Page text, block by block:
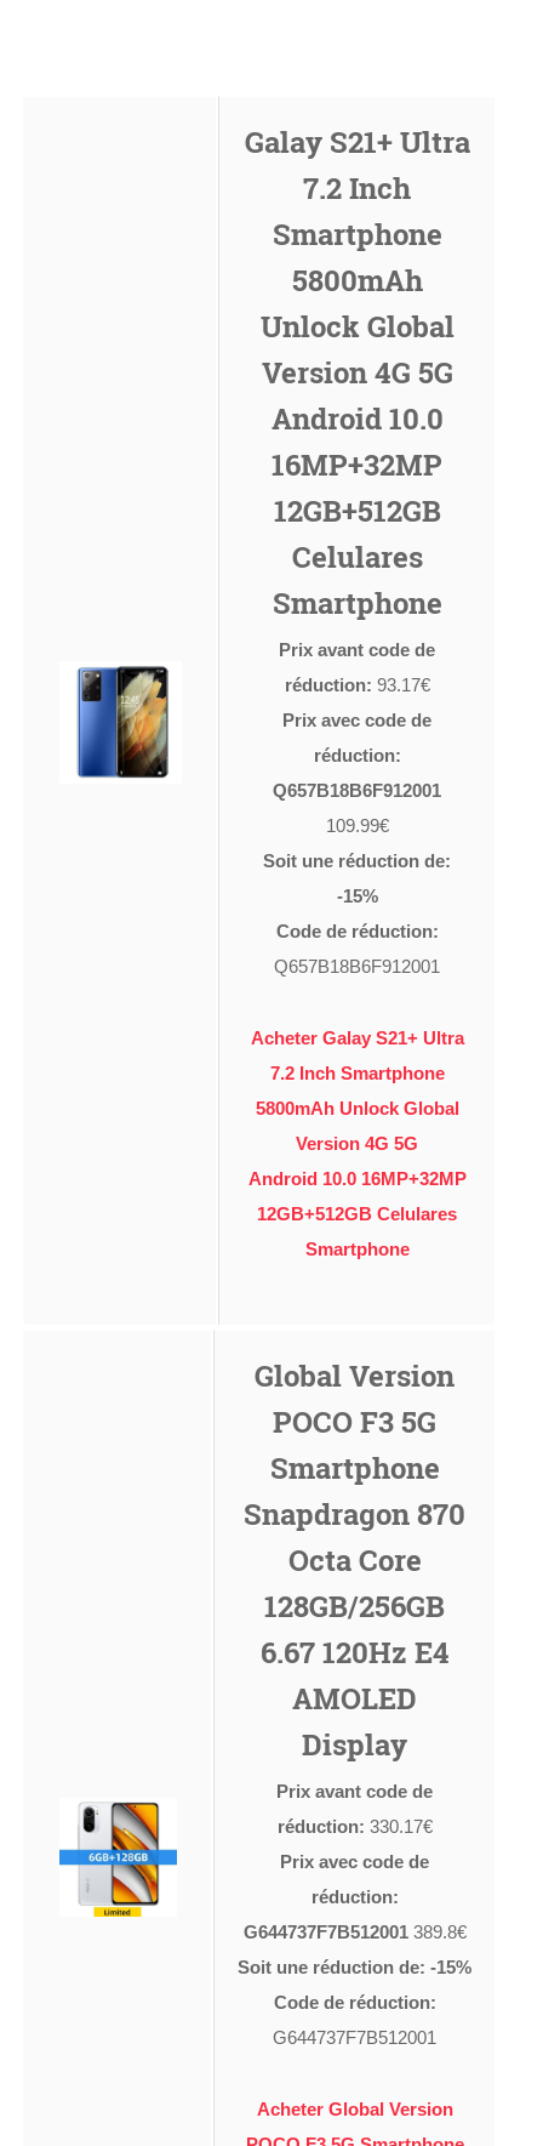
Galay S21+ Ultra
7.2 Inch
Smartphone
5800mAh
Unlock Global
Version 4G 5G
Android 10.0
16MP+32MP
12GB+512GB
Celulares
Smartphone
Prix avant code de
réduction: 93.17€
Prix avec code de
réduction:
Q657B18B6F912001
109.99€
Soit une réduction de:
-15%
Code de réduction:
Q657B18B6F912001
Acheter Galay S21+ Ultra
7.2 Inch Smartphone
5800mAh Unlock Global
Version 4G 5G
Android 10.0 16MP+32MP
12GB+512GB Celulares
Smartphone
Global Version
POCO F3 5G
Smartphone
Snapdragon 870
Octa Core
128GB/256GB
6.67 120Hz E4
AMOLED
Display
Prix avant code de
réduction: 330.17€
Prix avec code de
réduction:
G644737F7B512001 389.8€
Soit une réduction de: -15%
Code de réduction:
G644737F7B512001
Acheter Global Version